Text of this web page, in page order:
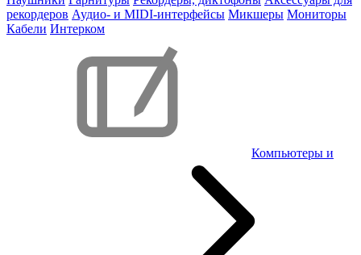
рекордеров Аудио- и MIDI-интерфейсы Микшеры Мониторы
Кабели Интерком
Компьютеры и